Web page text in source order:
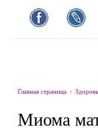
Главная страница
Миома